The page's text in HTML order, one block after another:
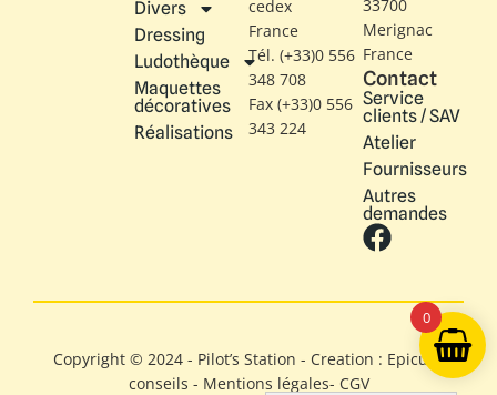
Divers
Dressing
Ludothèque
Maquettes
décoratives
Réalisations
cedex
France
Tél. (+33)0 556
348 708
Fax (+33)0 556
343 224
33700
Merignac
France
Contact
Service
clients / SAV
Atelier
Fournisseurs
Autres
demandes
Copyright © 2024 - Pilot’s Station - Creation : Epicure
conseils - Mentions légales- CGV
0